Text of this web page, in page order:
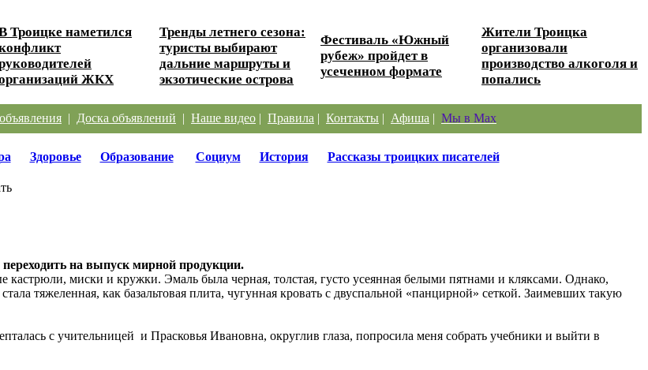
Троицке наметился
ЖКХ
Тренды летнего сезона:
туристы выбирают
дальние маршруты и
экзотические острова
Фестиваль «Южный
рубеж» пройдет в
усеченном формате
Жители Троицка
организовали
производство алкоголя и
попались
| Доска объявлений | Наше видео | Правила | Контакты | Афиша | Мы в Max
Здоровье Образование Социум История Рассказы троицких писателей
на выпуск мирной продукции.
миски и кружки. Эмаль была черная, толстая, густо усеянная белыми пятнами и кляксами. Однако,
тяжеленная, как базальтовая плита, чугунная кровать с двуспальной «панцирной» сеткой. Заимевших такую
с учительницей и Прасковья Ивановна, округлив глаза, попросила меня собрать учебники и выйти в